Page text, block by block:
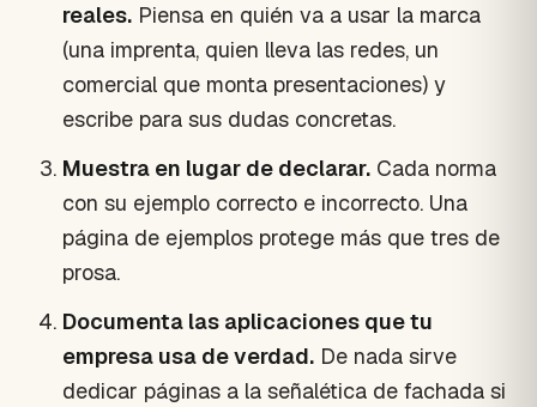
reales. Piensa en quién va a usar la marca
(una imprenta, quien lleva las redes, un
comercial que monta presentaciones) y
escribe para sus dudas concretas.
Muestra en lugar de declarar. Cada norma
con su ejemplo correcto e incorrecto. Una
página de ejemplos protege más que tres de
prosa.
Documenta las aplicaciones que tu
empresa usa de verdad. De nada sirve
dedicar páginas a la señalética de fachada si